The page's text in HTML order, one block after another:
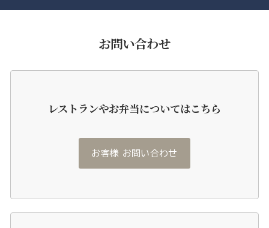
お問い合わせ
レストランやお弁当についてはこちら
お客様 お問い合わせ